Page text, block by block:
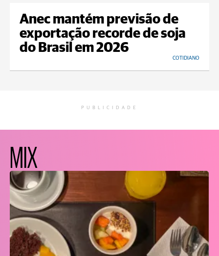
Anec mantém previsão de
exportação recorde de soja
do Brasil em 2026
COTIDIANO
PUBLICIDADE
MIX